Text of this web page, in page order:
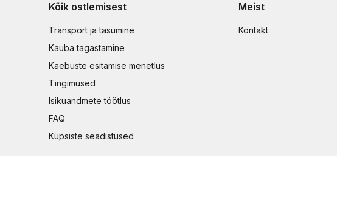
Kõik ostlemisest
Transport ja tasumine
Kauba tagastamine
Kaebuste esitamise menetlus
Tingimused
Isikuandmete töötlus
FAQ
Küpsiste seadistused
Meist
Kontakt